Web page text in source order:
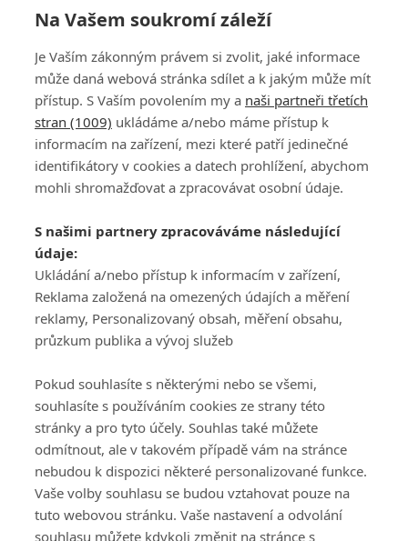
Na Vašem soukromí záleží
Je Vaším zákonným právem si zvolit, jaké informace
může daná webová stránka sdílet a k jakým může mít
přístup. S Vaším povolením my a naši partneři třetích
stran (1009) ukládáme a/nebo máme přístup k
informacím na zařízení, mezi které patří jedinečné
identifikátory v cookies a datech prohlížení, abychom
mohli shromažďovat a zpracovávat osobní údaje.
S našimi partnery zpracováváme následující
údaje:
Ukládání a/nebo přístup k informacím v zařízení,
Reklama založená na omezených údajích a měření
reklamy, Personalizovaný obsah, měření obsahu,
průzkum publika a vývoj služeb
Pokud souhlasíte s některými nebo se všemi,
souhlasíte s používáním cookies ze strany této
stránky a pro tyto účely. Souhlas také můžete
odmítnout, ale v takovém případě vám na stránce
nebudou k dispozici některé personalizované funkce.
Vaše volby souhlasu se budou vztahovat pouze na
tuto webovou stránku. Vaše nastavení a odvolání
souhlasu můžete kdykoli změnit na stránce s
Čeká Reeda na Presidents Cupu peklo? Nebojím
se, vzkázal
Všeobecné obchodní
podmínky služby
GolfExtra.cz Premium
Podmínky zpracování
osobních údajů při
GolfExtra
Ceník GolfExtra.cz
Premium
Doporučené odkazy
ATV CZ, s.r.o.
140 00 Praha 4